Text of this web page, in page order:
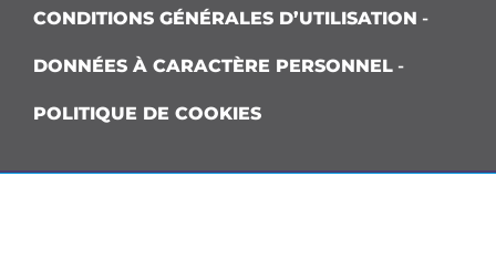
CONDITIONS GÉNÉRALES D’UTILISATION -
DONNÉES À CARACTÈRE PERSONNEL -
POLITIQUE DE COOKIES